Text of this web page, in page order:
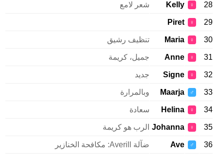
28
♀
Kelly شعر لامع
29
♀
Piret
30
♀
Maria تنظيف رشيق
31
♀
Anne جميل، كريمة
32
♀
Signe جديد
33
♂
Maarja وبالمرارة
34
♀
Helina سعادة
35
♀
Johanna الرب هو كريمة
36
♂
Ave ضآلة Averill: مكافحة الخنازير